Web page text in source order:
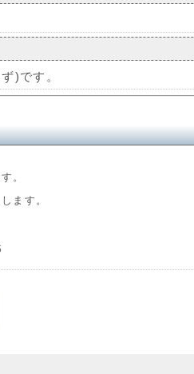
)です。
。
ます。